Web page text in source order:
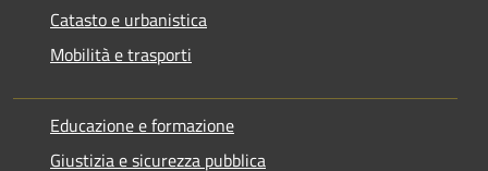
Catasto e urbanistica
Mobilità e trasporti
Educazione e formazione
Giustizia e sicurezza pubblica